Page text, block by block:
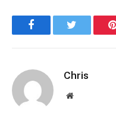
Facebook
Chris
Website